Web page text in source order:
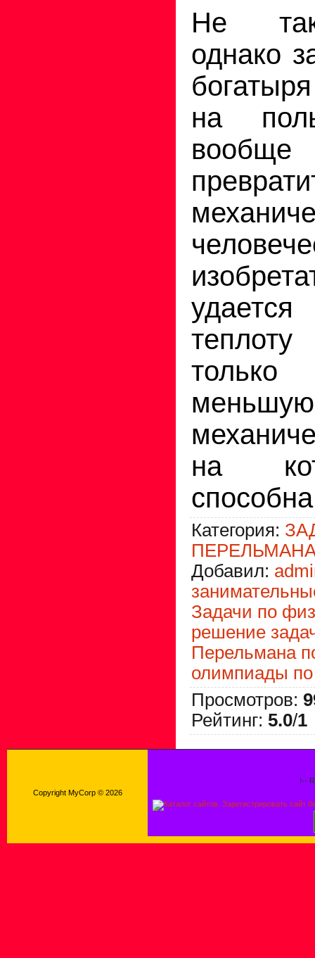
Не
однако
на
на
Категория:
Добавил:
Задачи по
решение
Перельмана
олимпиады
Просмотров:
Рейтинг: 5.0/1
Copyright MyCorp © 2026
!--